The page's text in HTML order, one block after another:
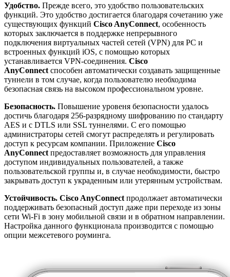
Удобство. Прежде всего, это удобство пользовательских
функций. Это удобство достигается благодаря сочетанию уже
существующих функций Cisco AnyConnect, особенность
которых заключается в поддержке непрерывного
подключения виртуальных частей сетей (VPN) для PC и
встроенных функций iOS, с помощью которых
устанавливается VPN-соединения. Cisco
AnyConnect способен автоматически создавать защищенные
туннели в том случае, когда пользователю необходима
безопасная связь на высоком профессиональном уровне.
Безопасность. Повышение уровеня безопасности удалось
достичь благодаря 256-разрядному шифрованию по стандарту
AES и с DTLS или SSL туннелями. С его помощью
администраторы сетей смогут распределять и регулировать
доступ к ресурсам компании. Приложение Cisco
AnyConnect предоставляет возможность для управления
доступом индивидуальных пользователей, а также
пользовательской группы и, в случае необходимости, быстро
закрывать доступ к украденным или утерянным устройствам.
Устойчивость. Cisco AnyConnect продолжает автоматически
поддерживать безопасный доступ даже при переходе из зоны
сети Wi-Fi в зону мобильной связи и в обратном направлении.
Настройка данного функционала производится с помощью
опции межсетевого роуминга.